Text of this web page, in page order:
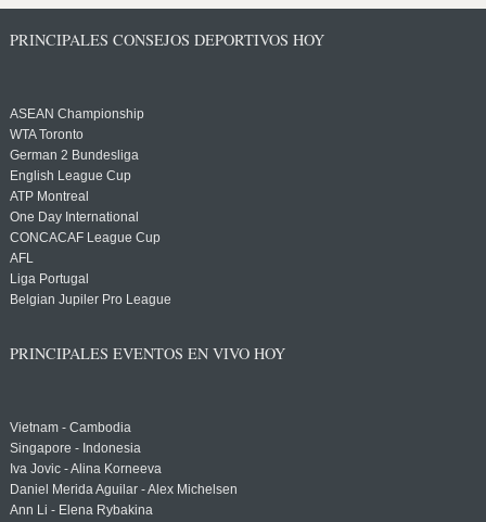
PRINCIPALES CONSEJOS DEPORTIVOS HOY
ASEAN Championship
WTA Toronto
German 2 Bundesliga
English League Cup
ATP Montreal
One Day International
CONCACAF League Cup
AFL
Liga Portugal
Belgian Jupiler Pro League
PRINCIPALES EVENTOS EN VIVO HOY
Vietnam - Cambodia
Singapore - Indonesia
Iva Jovic - Alina Korneeva
Daniel Merida Aguilar - Alex Michelsen
Ann Li - Elena Rybakina